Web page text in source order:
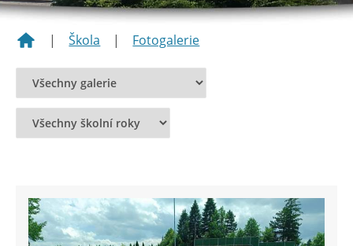
| Škola | Fotogalerie